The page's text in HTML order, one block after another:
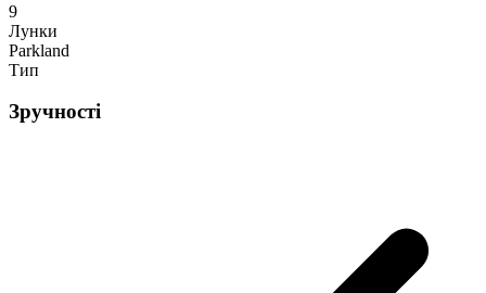
9
Лунки
Parkland
Тип
Зручності